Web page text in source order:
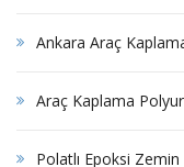
Ankara Araç
Araç Kaplama
Polatlı Epoksi